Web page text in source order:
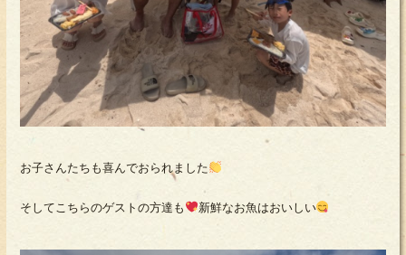
お子さんたちも喜んでおられました
そしてこちらのゲストの方達も 新鮮なお魚はおいしい